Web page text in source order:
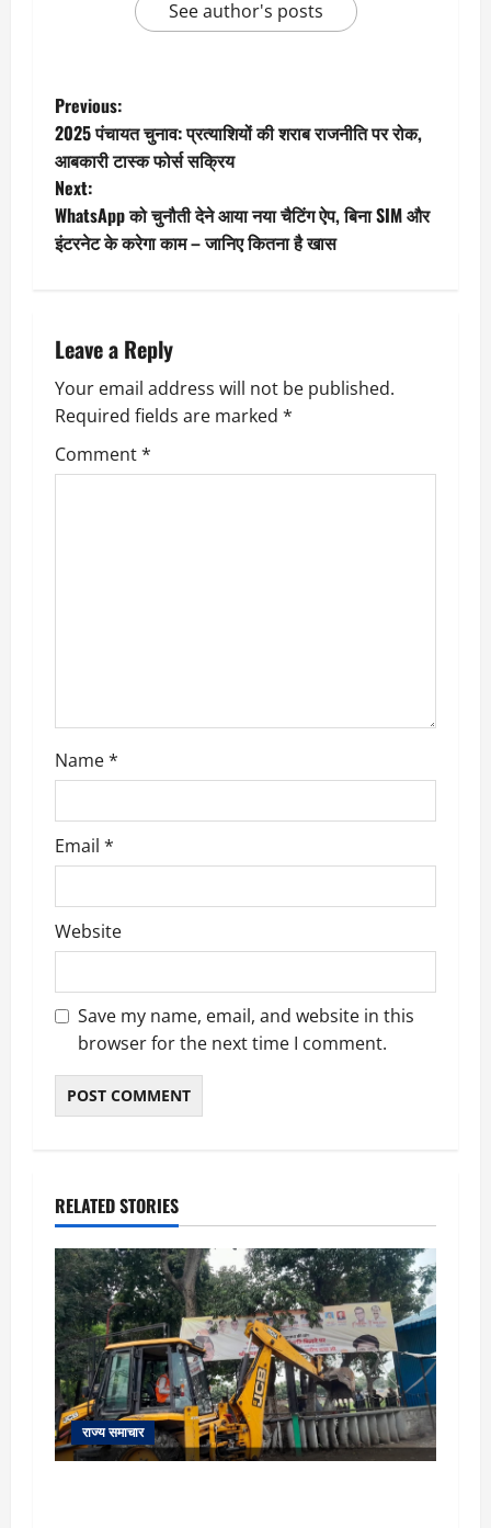
See author's posts
P
o
s
t
a
v
i
g
Previous:
2025 पंचायत चुनाव: प्रत्याशियों की शराब राजनीति पर रोक,
आबकारी टास्क फोर्स सक्रिय
Next:
WhatsApp को चुनौती देने आया नया चैटिंग ऐप, बिना SIM और
इंटरनेट के करेगा काम – जानिए कितना है खास
Leave a Reply
Your email address will not be published.
Required fields are marked *
Comment*
Name*
Email *
Website
Save my name, email, and website in this
browser for the next time I comment.
RELATED STORIES
राज्य समाचार